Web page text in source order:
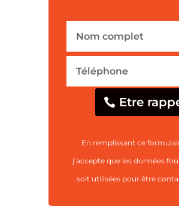
Etre
En remplissant ce
j’accepte que les données
soit utilisées pour être